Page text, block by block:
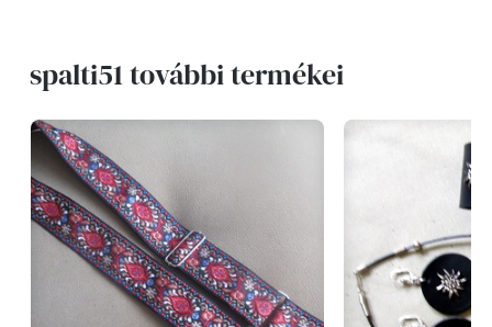
spalti51 további termékei